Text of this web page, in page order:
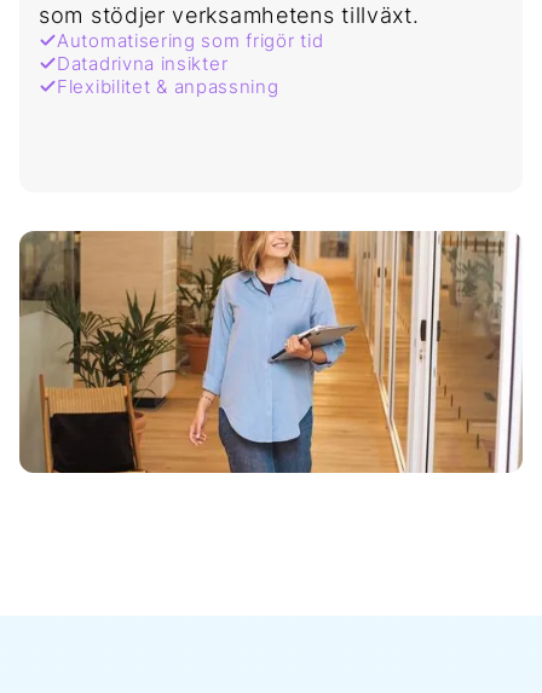
som stödjer verksamhetens tillväxt.
Automatisering som frigör tid
Datadrivna insikter
Flexibilitet & anpassning